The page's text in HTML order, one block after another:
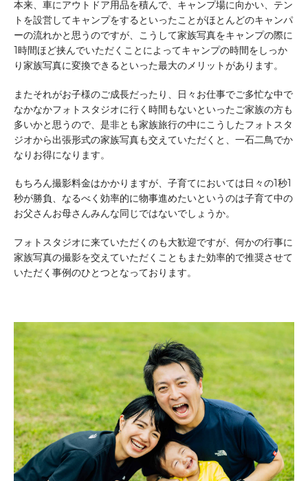
本来、車にアウトドア用品を積んで、キャンプ場に向かい、テン
トを設営してキャンプをするといったことがほとんどのキャンパ
ーの流れかと思うのですが、こうして家族写真をキャンプの際に
1時間ほど挟んでいただくことによってキャンプの時間をしっか
り家族写真に変換できるといった最大のメリットがあります。
またそれがお子様のご成長だったり、日々お仕事でご多忙な中で
なかなかフォトスタジオに行く時間もないといったご家族の方も
多いかと思うので、是非とも家族旅行の中にこうしたフォトスタ
ジオから出張形式の家族写真も交えていただくと、一石二鳥でか
なりお得になります。
もちろん撮影料金はかかりますが、子育てにおいては日々の1秒1
秒が勝負、なるべく効率的に物事進めたいというのは子育て中の
お父さんお母さんみんな同じではないでしょうか。
フォトスタジオに来ていただくのも大歓迎ですが、何かの行事に
家族写真の撮影を交えていただくこともまた効率的で推奨させて
いただく事例のひとつとなっております。